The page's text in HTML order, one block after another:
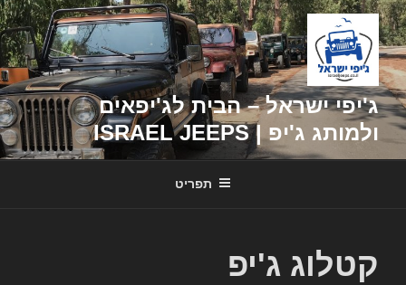
דילוג
לתוכן
ג'יפי ישראל – הבית לג'יפאים
ולמותג ג'יפ | ISRAEL JEEPS
תפריט
קטלוג ג'יפ